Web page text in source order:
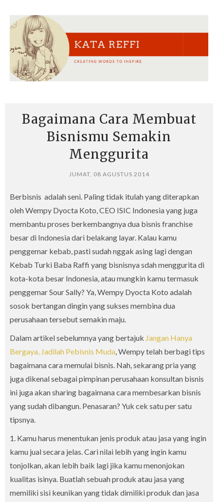
Bagaimana Cara Membuat
Bisnismu Semakin
Menggurita
JUMAT, 08 AGUSTUS 2014
Berbisnis adalah seni. Paling tidak itulah yang diterapkan
oleh Wempy Dyocta Koto, CEO ISIC Indonesia yang juga
membantu proses berkembangnya dua bisnis franchise
besar di Indonesia dari belakang layar. Kalau kamu
penggemar kebab, pasti sudah nggak asing lagi dengan
Kebab Turki Baba Raffi yang bisnisnya sdah menggurita di
kota-kota besar Indonesia, atau mungkin kamu termasuk
penggemar Sour Sally? Ya, Wempy Dyocta Koto adalah
sosok bertangan dingin yang sukses membina dua
perusahaan tersebut semakin maju.
Dalam artikel sebelumnya yang bertajuk Jangan Hanya
Bergaya, Jadilah Pebisnis Muda, Wempy telah berbagi tips
bagaimana cara memulai bisnis. Nah, sekarang pria yang
juga dikenal sebagai pimpinan perusahaan konsultan bisnis
ini juga akan sharing bagaimana cara membesarkan bisnis
yang sudah dibangun. Penasaran? Yuk cek satu per satu
tipsnya.
1. Kamu harus menentukan jenis produk atau jasa yang ingin
kamu jual secara jelas. Cari nilai lebih yang ingin kamu
tonjolkan, akan lebih baik lagi jika kamu menonjokan
kualitas isinya. Buatlah sebuah produk atau jasa yang
memiliki sisi keunikan yang tidak dimiliki produk dan jasa